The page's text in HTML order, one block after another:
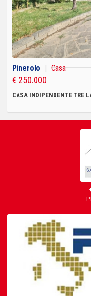
Pinerolo Casa
€ 250.000
CASA INDIPENDENTE TRE